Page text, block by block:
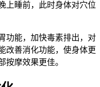
上睡前，此时身体对穴位
功能，加快毒素排出，对
改善消化功能，使身体更
按摩效果更佳。